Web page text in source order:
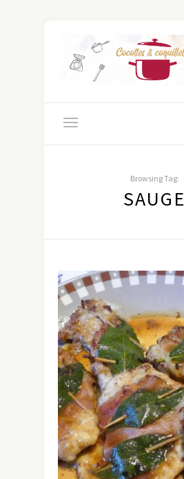
Browsing Tag:
SAUGE